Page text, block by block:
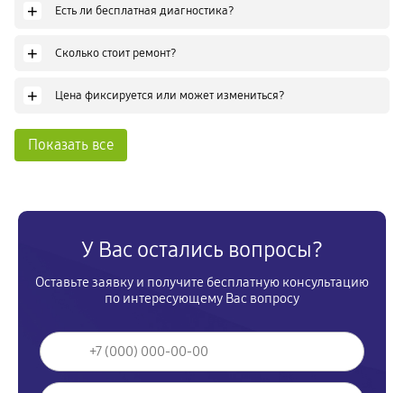
+ Есть ли бесплатная диагностика?
+ Сколько стоит ремонт?
+ Цена фиксируется или может измениться?
Показать все
У Вас остались вопросы?
Оставьте заявку и получите бесплатную консультацию
по интересующему Вас вопросу